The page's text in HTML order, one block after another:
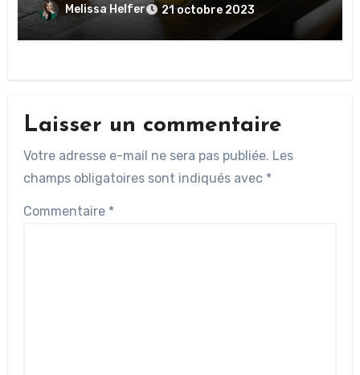
Melissa Helfer 21 octobre 2023
Laisser un commentaire
Votre adresse e-mail ne sera pas publiée. Les
champs obligatoires sont indiqués avec *
Commentaire *